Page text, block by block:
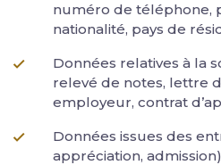
numéro de téléphone,
nationalité, pays de
Données relatives à la
relevé de notes, lettre
employeur, contrat
Données issues des
appréciation,